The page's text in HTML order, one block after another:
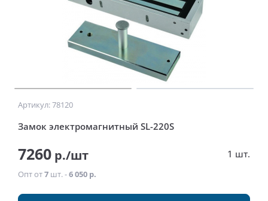
Артикул: 78120
Замок электромагнитный SL-220S
7260 р./шт 1 шт.
Опт от7 шт. -6 050 р.